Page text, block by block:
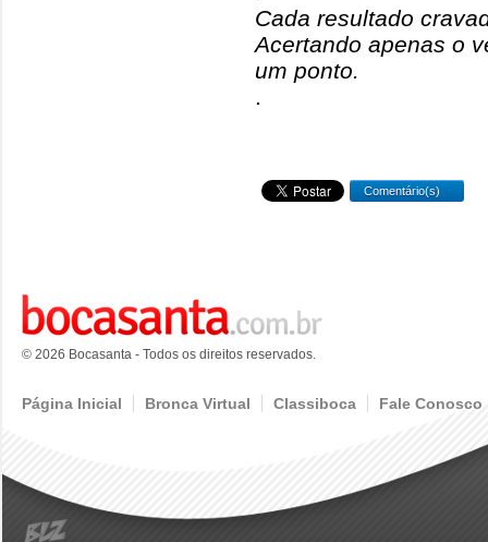
Cada resultado
Acertando apenas o
um ponto.
Comentário(s)
© 2026 Bocasanta - Todos os direitos reservados.
Página Inicial Bronca Virtual Classiboca Fale Conosco